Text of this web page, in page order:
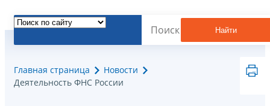
Найти
Главная страница
Новости
Деятельность ФНС России